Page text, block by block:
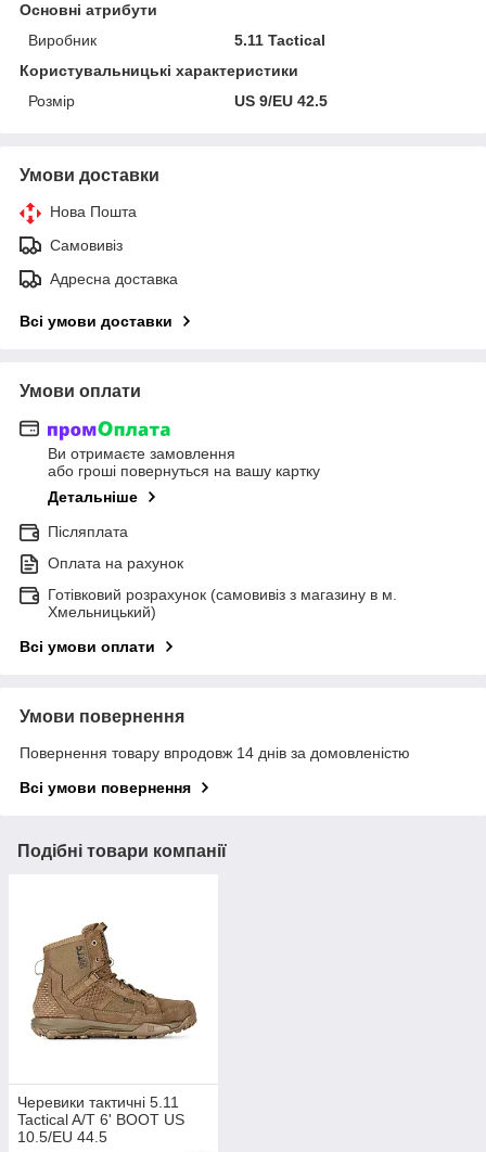
Основні атрибути
Виробник
5.11 Tactical
Користувальницькі характеристики
Розмір
US 9/EU 42.5
Умови доставки
Нова Пошта
Самовивіз
Адресна доставка
Всі умови доставки
Умови оплати
Ви отримаєте замовлення
або гроші повернуться на вашу картку
Детальніше
Післяплата
Оплата на рахунок
Готівковий розрахунок (самовивіз з магазину в м.
Хмельницький)
Всі умови оплати
Умови повернення
Повернення товару впродовж 14 днів за домовленістю
Всі умови повернення
Подібні товари компанії
Черевики тактичні 5.11
Tactical A/T 6' BOOT US
10.5/EU 44.5